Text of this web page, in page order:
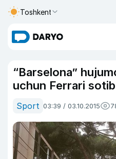
Toshkent
“Barselona”
uchun Ferrari
Sport 03:39 / 03.10.2015